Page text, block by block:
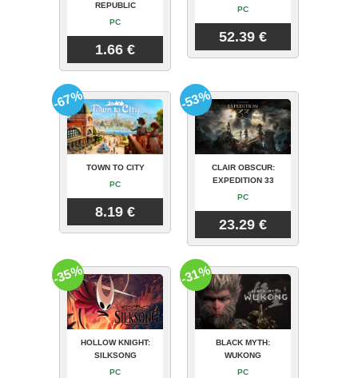
REPUBLIC
PC
1.66 €
PC
52.39 €
TOWN TO CITY
PC
8.19 €
-67%
CLAIR OBSCUR:
EXPEDITION 33
PC
23.29 €
-53%
HOLLOW KNIGHT:
SILKSONG
PC
-35%
BLACK MYTH:
WUKONG
PC
-31%